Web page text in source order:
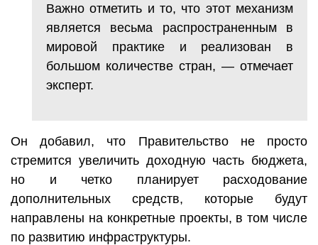
Важно отметить и то, что этот механизм
является весьма распространенным в
мировой практике и реализован в
большом количестве стран, — отмечает
эксперт.
Он добавил, что Правительство не просто
стремится увеличить доходную часть бюджета,
но и четко планирует расходование
дополнительных средств, которые будут
направлены на конкретные проекты, в том числе
по развитию инфраструктуры.